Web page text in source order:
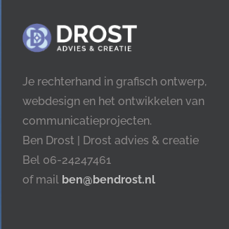
Je rechterhand in grafisch ontwerp,
webdesign en het ontwikkelen van
communicatieprojecten.
Ben Drost | Drost advies & creatie
Bel 06-24247461
of mail ben@bendrost.nl